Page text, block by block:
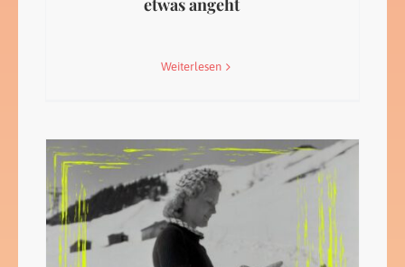
etwas angeht
Weiterlesen